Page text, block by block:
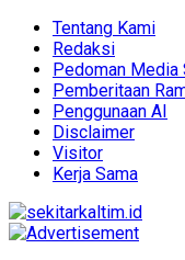
Tentang Kami
Redaksi
Pedoman Media
Pemberitaan
Penggunaan AI
Disclaimer
Visitor
Kerja Sama